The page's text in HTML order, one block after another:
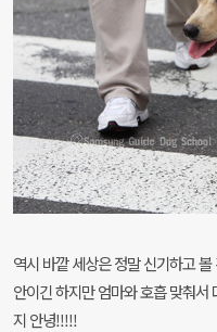
역시 바깥 세상은 정말 신기하고
안이긴 하지만 엄마와 호흡 맞춰서
지 안녕!!!!!